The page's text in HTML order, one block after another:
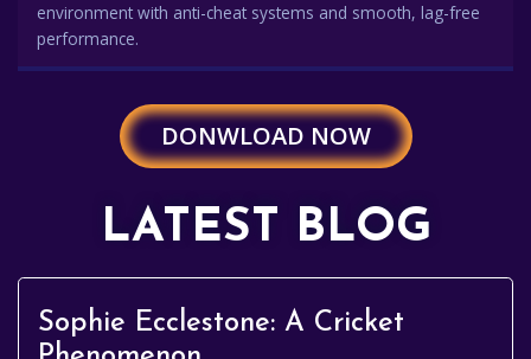
environment with anti-cheat systems and smooth, lag-free
performance.
DONWLOAD NOW
LATEST BLOG
Sophie Ecclestone: A Cricket